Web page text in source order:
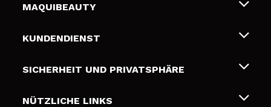
MAQUIBEAUTY
Über uns
Geschenkkarten
KUNDENDIENST
Liefer- und Versandkosten
Zahlung
SICHERHEIT UND PRIVATSPHÄRE
Bedingungen und Datenschutz
NÜTZLICHE LINKS